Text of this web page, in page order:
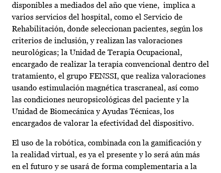
disponibles a mediados del año que viene, implica a
varios servicios del hospital, como el Servicio de
Rehabilitación, donde seleccionan pacientes, según los
criterios de inclusión, y realizan las valoraciones
neurológicas; la Unidad de Terapia Ocupacional,
encargado de realizar la terapia convencional dentro del
tratamiento, el grupo FENSSI, que realiza valoraciones
usando estimulación magnética trascraneal, así como
las condiciones neuropsicológicas del paciente y la
Unidad de Biomecánica y Ayudas Técnicas, los
encargados de valorar la efectividad del dispositivo.
El uso de la robótica, combinada con la gamificación y
la realidad virtual, es ya el presente y lo será aún más
en el futuro y se usará de forma complementaria a la